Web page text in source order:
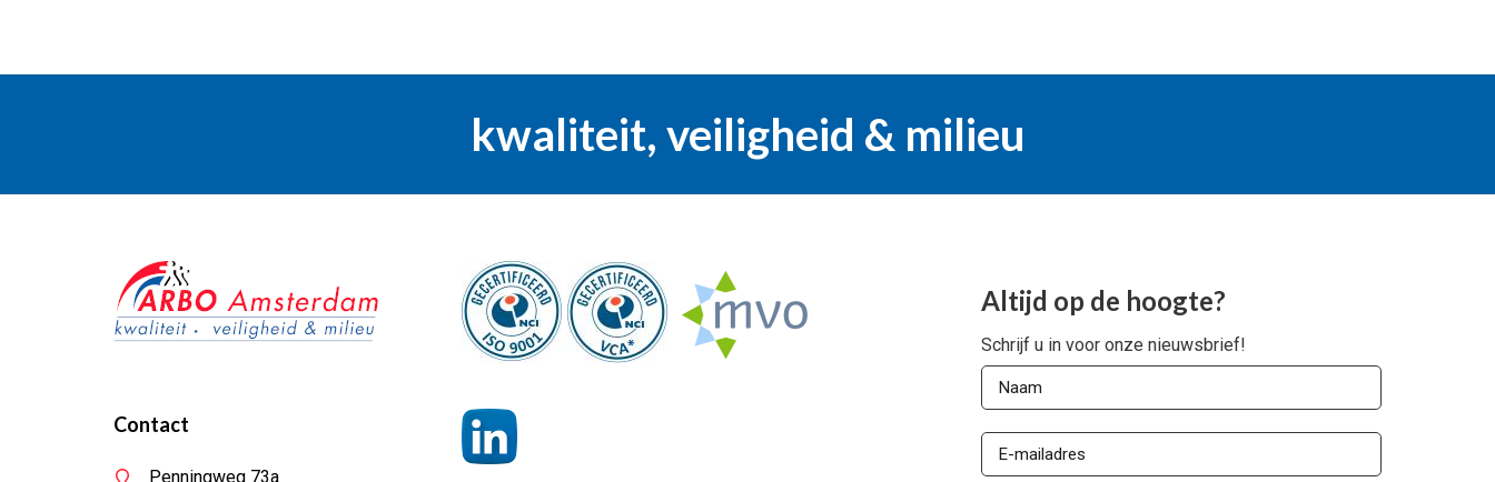
kwaliteit, veiligheid & milieu
Contact
Penningweg 73a
Altijd op de hoogte?
Schrijf u in voor onze nieuwsbrief!